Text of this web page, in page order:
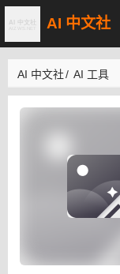
AI 中文社
AI 中文社/ AI 工具